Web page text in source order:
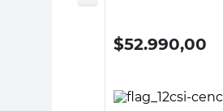
$52.990,00